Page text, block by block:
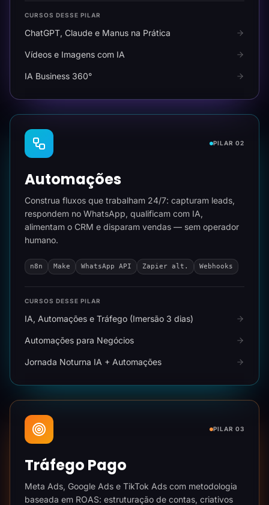
CURSOS DESSE PILAR
ChatGPT, Claude e Manus na Prática
Vídeos e Imagens com IA
IA Business 360°
PILAR 02
Automações
Construa fluxos que trabalham 24/7: capturam leads,
respondem no WhatsApp, qualificam com IA,
alimentam o CRM e disparam vendas — sem operador
humano.
n8n Make WhatsApp API Zapier alt. Webhooks
CURSOS DESSE PILAR
IA, Automações e Tráfego (Imersão 3 dias)
Automações para Negócios
Jornada Noturna IA + Automações
PILAR 03
Tráfego Pago
Meta Ads, Google Ads e TikTok Ads com metodologia
baseada em ROAS: estruturação de contas, criativos